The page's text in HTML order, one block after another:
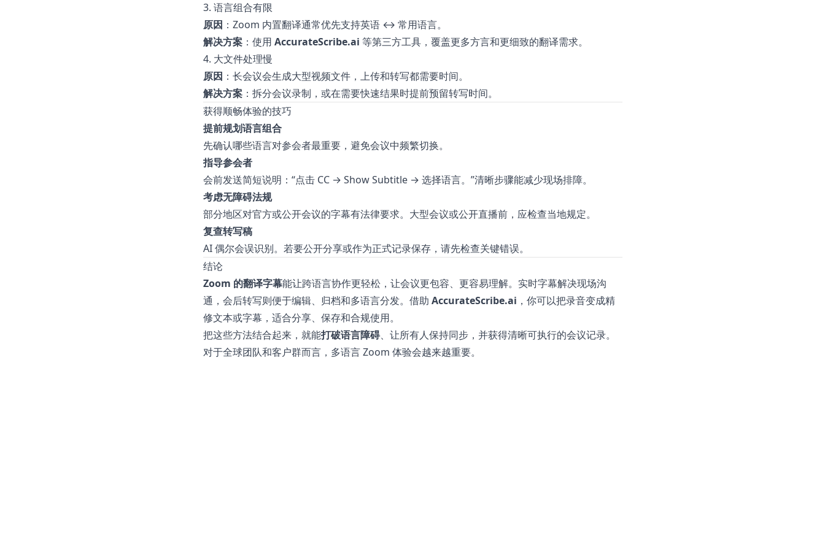
3. 语言组合有限
原因 ：Zoom 内置翻译通常优先支持英语 ↔ 常用语言。
解决方案：使用 AccurateScribe.ai 等第三方工具，覆盖更多方言和更细致的翻译需求。
4. 大文件处理慢
原因 ：长会议会生成大型视频文件，上传和转写都需要时间。
解决方案：拆分会议录制，或在需要快速结果时提前预留转写时间。
获得顺畅体验的技巧
提前规划语言组合
先确认哪些语言对参会者最重要，避免会议中频繁切换。
指导参会者
会前发送简短说明：“点击 CC → Show Subtitle → 选择语言。”清晰步骤能减少现场排障。
考虑无障碍法规
部分地区对官方或公开会议的字幕有法律要求。大型会议或公开直播前，应检查当地规定。
复查转写稿
AI 偶尔会误识别。若要公开分享或作为正式记录保存，请先检查关键错误。
结论
Zoom 的翻译字幕能让跨语言协作更轻松，让会议更包容、更容易理解。实时字幕解决现场沟
通，会后转写则便于编辑、归档和多语言分发。借助 AccurateScribe.ai ，你可以把录音变成精
修文本或字幕，适合分享、保存和合规使用。
把这些方法结合起来，就能打破语言障碍、让所有人保持同步，并获得清晰可执行的会议记录。
对于全球团队和客户群而言，多语言 Zoom 体验会越来越重要。